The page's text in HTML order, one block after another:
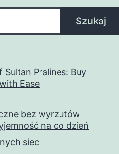
Szukaj
Pralines: Buy
Ease
bez wyrzutów
na co dzień
sieci